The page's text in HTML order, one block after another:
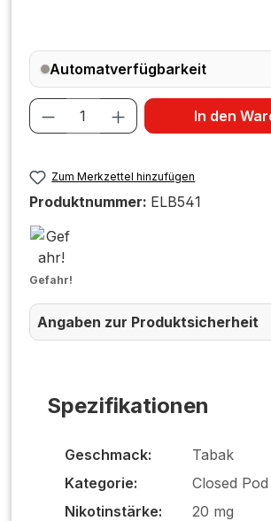
Spezifikationen
Geschmack:
Tabak
Kategorie:
Closed Pod
Nikotinstärke:
20 mg
Automatverfügbarkeit
Produkt Anzahl: Gib den
In den
Zum Merkzettel hinzufügen
Produktnummer: ELB541
Gefahr!
Angaben zur Produktsicherheit